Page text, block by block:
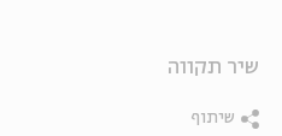
שיר תקווה
שיתוף